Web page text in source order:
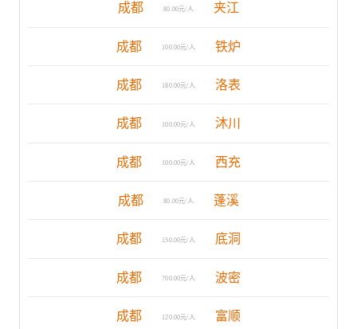
成都 80.00元/人 夹江
成都 100.00元/人 铁炉
成都 180.00元/人 洛表
成都 100.00元/人 沐川
成都 100.00元/人 西充
成都 80.00元/人 蓬溪
成都 150.00元/人 底洞
成都 700.00元/人 波密
成都 120.00元/人 富顺